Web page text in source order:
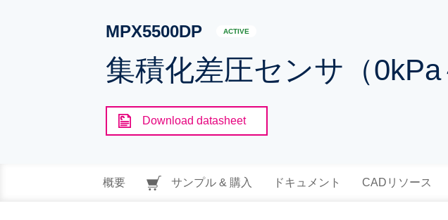
MPX5500DP ACTIVE
集積化差圧センサ（0kPa
Download datasheet
概要 サンプル & 購入 ドキュメント CADリソース